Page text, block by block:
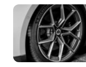
exklusivitet. I
en...